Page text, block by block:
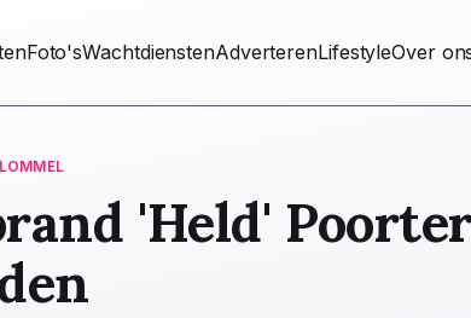
Foto'sWachtdienstenAdverterenLifestyleOver
'Held'